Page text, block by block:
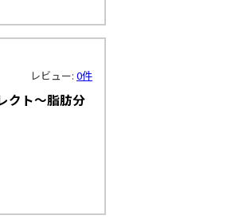
レビュー: 0件
クト～脂肪分